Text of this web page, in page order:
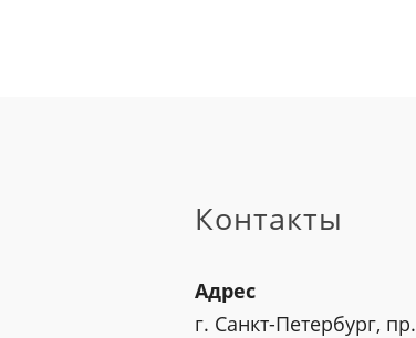
Контакты
Адрес
г. Санкт-Петербург, пр.